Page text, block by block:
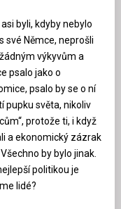
byli, kdyby nebylo
své Němce, neprošli
výkyvům a
psalo jako o
psalo by se o ní
pupku světa, nikoliv
protože ti, i když
a ekonomický zázrak
by bylo jinak.
politikou je
lidé?